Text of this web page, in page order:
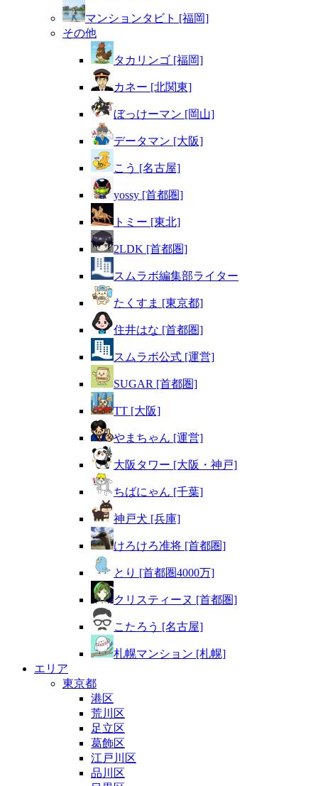
マンションタビト [福岡]
その他
タカリンゴ [福岡]
カネー [北関東]
ぼっけーマン [岡山]
データマン [大阪]
こう [名古屋]
yossy [首都圏]
トミー [東北]
2LDK [首都圏]
スムラボ編集部ライター
たくすま [東京都]
住井はな [首都圏]
スムラボ公式 [運営]
SUGAR [首都圏]
TT [大阪]
やまちゃん [運営]
大阪タワー [大阪・神戸]
ちばにゃん [千葉]
神戸犬 [兵庫]
けろけろ准将 [首都圏]
とり [首都圏4000万]
クリスティーヌ [首都圏]
こたろう [名古屋]
札幌マンション [札幌]
エリア
東京都
港区
荒川区
足立区
葛飾区
江戸川区
品川区